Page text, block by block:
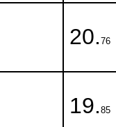
20. 76
19. 85